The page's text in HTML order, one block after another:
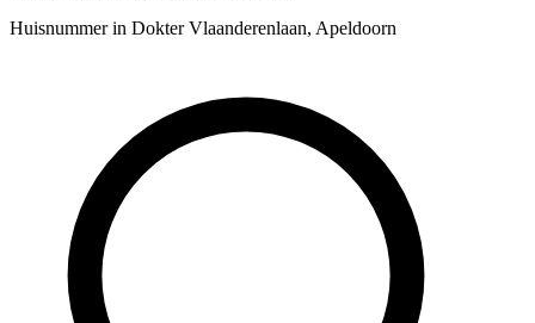
Huisnummer in Dokter Vlaanderenlaan, Apeldoorn